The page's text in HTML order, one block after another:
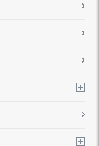
данных для
обработки
данных для